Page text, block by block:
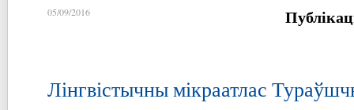
05/09/2016
Лінгвістычны мікраатлас